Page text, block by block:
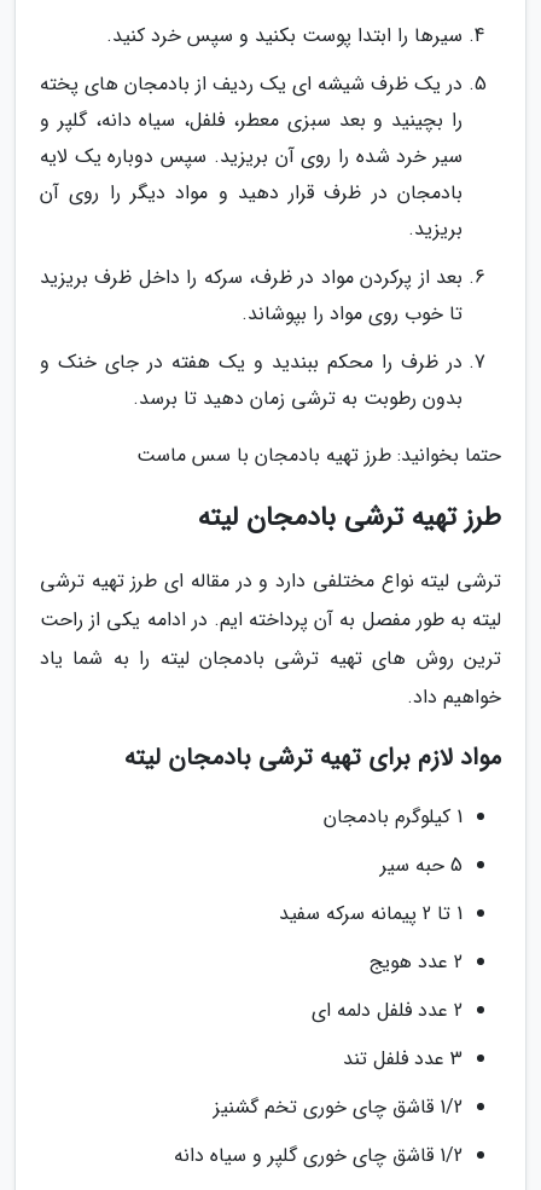
سیرها را ابتدا پوست بکنید و سپس خرد کنید.
در یک ظرف شیشه ای یک ردیف از بادمجان های پخته
را بچینید و بعد سبزی معطر، فلفل، سیاه دانه، گلپر و
سیر خرد شده را روی آن بریزید. سپس دوباره یک لایه
بادمجان در ظرف قرار دهید و مواد دیگر را روی آن
بریزید.
بعد از پرکردن مواد در ظرف، سرکه را داخل ظرف بریزید
تا خوب روی مواد را بپوشاند.
در ظرف را محکم ببندید و یک هفته در جای خنک و
بدون رطوبت به ترشی زمان دهید تا برسد.
حتما بخوانید: طرز تهیه بادمجان با سس ماست
طرز تهیه ترشی بادمجان لیته
ترشی لیته نواع مختلفی دارد و در مقاله ای طرز تهیه ترشی
لیته به طور مفصل به آن پرداخته ایم. در ادامه یکی از راحت
ترین روش های تهیه ترشی بادمجان لیته را به شما یاد
خواهیم داد.
مواد لازم برای تهیه ترشی بادمجان لیته
1 کیلوگرم بادمجان
5 حبه سیر
1 تا 2 پیمانه سرکه سفید
2 عدد هویج
2 عدد فلفل دلمه ای
3 عدد فلفل تند
1/2 قاشق چای خوری تخم گشنیز
1/2 قاشق چای خوری گلپر و سیاه دانه